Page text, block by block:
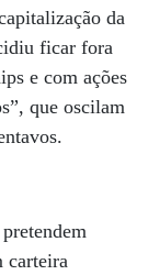
da
ficar fora
e com ações
que oscilam
carteira